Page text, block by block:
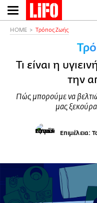
Παράκαμψη
προς
HOME Τρόπος Ζωής
Τι είναι η
την
Πώς μπορούμε να
μας
Επιμέλεια: